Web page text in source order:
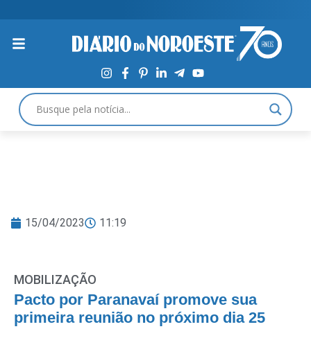
15/04/2023 11:19
MOBILIZAÇÃO
Pacto por Paranavaí promove sua
primeira reunião no próximo dia 25